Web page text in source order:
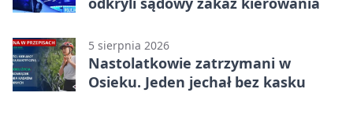
5 sierpnia 2026
Nastolatkowie zatrzymani w
Osieku. Jeden jechał bez kasku